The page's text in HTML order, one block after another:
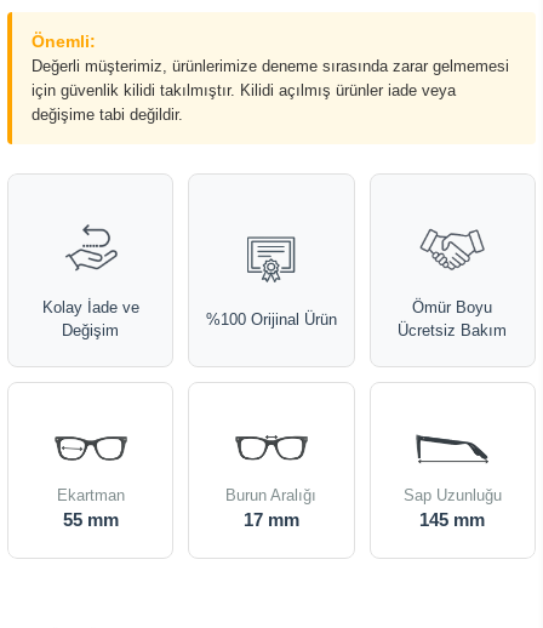
Önemli:
Değerli müşterimiz, ürünlerimize deneme sırasında zarar gelmemesi
için güvenlik kilidi takılmıştır. Kilidi açılmış ürünler iade veya
değişime tabi değildir.
Kolay İade ve
Değişim
%100 Orijinal Ürün
Ömür Boyu
Ücretsiz Bakım
Ekartman
55 mm
Burun Aralığı
17 mm
Sap Uzunluğu
145 mm